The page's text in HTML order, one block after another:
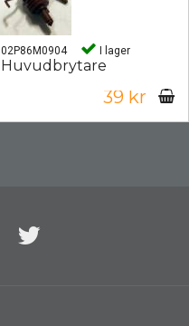
02P86M0904 I lager
Huvudbrytare
39 kr